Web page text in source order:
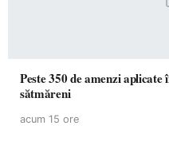
Peste 350 de amenzi
sătmăreni
acum 15 ore